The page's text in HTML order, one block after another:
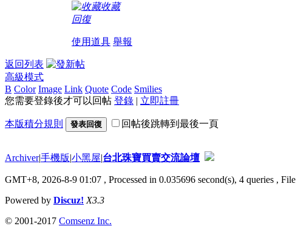
收藏
回復
使用道具 舉報
返回列表
高級模式
B Color Image Link Quote Code Smilies
您需要登錄後才可以回帖 登錄 | 立即註冊
本版積分規則 發表回復 回帖後跳轉到最後一頁
Archiver|手機版|小黑屋|台北珠寶買賣交流論壇
GMT+8, 2026-8-9 01:07 , Processed in 0.035696 second(s), 4 queries , File
Powered by Discuz! X3.3
© 2001-2017 Comsenz Inc.